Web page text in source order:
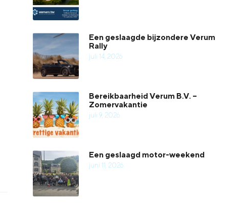
Een geslaagde bijzondere Verum
Rally
juli 14, 2026
Bereikbaarheid Verum B.V. –
Zomervakantie
juli 9, 2026
Een geslaagd motor-weekend
juni 11, 2026